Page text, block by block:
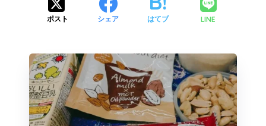
ポスト シェア はてブ LINE